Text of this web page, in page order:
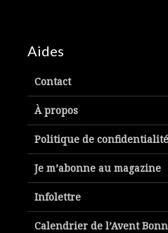
Aides
Contact
À propos
Politique de confidentialité
Je m’abonne au magazine
Infolettre
Calendrier de l’Avent